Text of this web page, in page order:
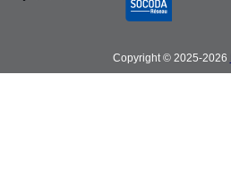
Copyright © 2025-2026